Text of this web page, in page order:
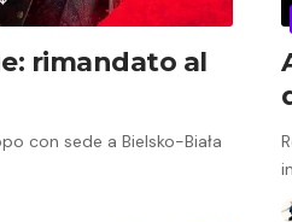
rimandato al
con sede a Bielsko-Biała